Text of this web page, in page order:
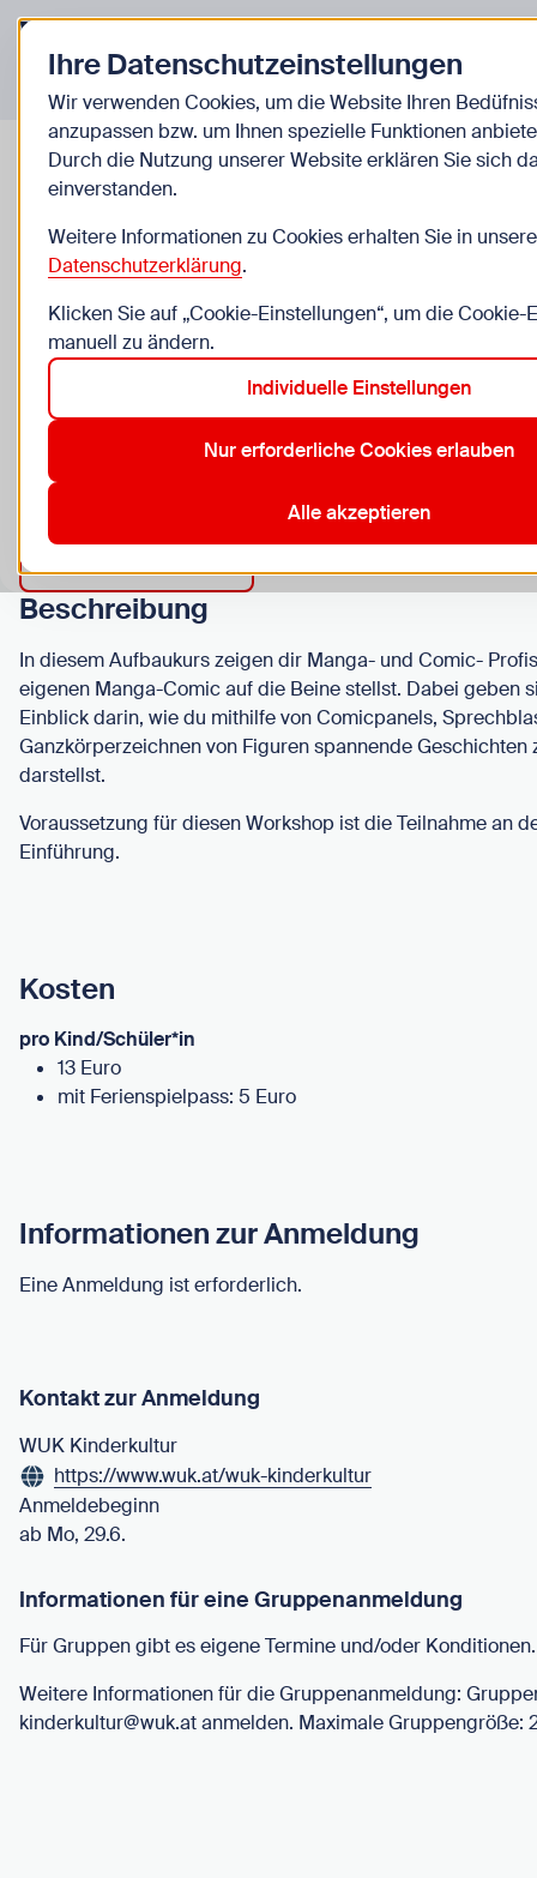
Zurück zur Startseite
Veranstaltungen
Manga Zeichnen -
Mi, 19.8., 2 Termine
10 bis 13 Jahre, nur für Kinder
WUK KinderKultur, Währinger Straße 59/A/1, 1090
Anmeldung erforderlich
Beschreibung
In diesem Aufbaukurs zeigen dir Manga- und Comic-
eigenen Manga-Comic auf die Beine stellst. Dabei geben
Einblick darin, wie du mithilfe von Comicpanels,
Ganzkörperzeichnen von Figuren spannende Geschichten
darstellst.
Voraussetzung für diesen Workshop ist die Teilnahme an
Einführung.
Kosten
pro Kind/Schüler*in
13 Euro
mit Ferienspielpass: 5 Euro
Informationen zur Anmeldung
Eine Anmeldung ist erforderlich.
Kontakt zur Anmeldung
WUK Kinderkultur
https://www.wuk.at/wuk-kinderkultur
Anmeldebeginn
ab Mo, 29.6.
Informationen für eine Gruppenanmeldung
Für Gruppen gibt es eigene Termine und/oder Konditionen.
Weitere Informationen für die Gruppenanmeldung:
kinderkultur@wuk.at anmelden. Maximale Gruppengröße:
Ihre Datenschutzeinstellungen
Wir verwenden Cookies, um die Website Ihren
anzupassen bzw. um Ihnen spezielle Funktionen
Durch die Nutzung unserer Website erklären Sie sich
einverstanden.
Weitere Informationen zu Cookies erhalten Sie in
Datenschutzerklärung.
Klicken Sie auf „Cookie-Einstellungen“, um die Cookie-
manuell zu ändern.
Individuelle Einstellungen
Nur erforderliche Cookies erlauben
Alle akzeptieren